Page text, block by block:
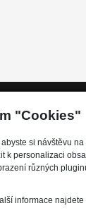
"Cookies"
si návštěvu
k personalizaci
různých
informace najdete